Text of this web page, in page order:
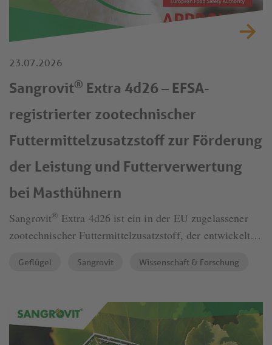
23.07.2026
Sangrovit® Extra 4d26 – EFSA-
registrierter zootechnischer
Futtermittelzusatzstoff zur Förderung
der Leistung und Futterverwertung
bei Masthühnern
Sangrovit® Extra 4d26 ist ein in der EU zugelassener
zootechnischer Futtermittelzusatzstoff, der entwickelt
Futterverwertung und die Wirtschaftlichkeit unter
Das auf standardisierten Isochinolin-Alkaloiden (IQs)
basierende Produkt unterstützt die Darmgesundheit und
die Nährstoffverwertung und hat unter kontrollierten
Geflügel Sangrovit Wissenschaft & Forschung